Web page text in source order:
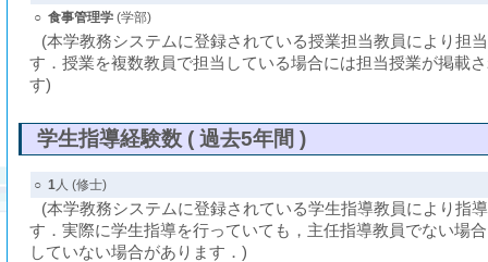
○ 食事管理学(学部)
(本学教務システムに登録されている授業担当教員により担
す．授業を複数教員で担当している場合には担当授業が掲載
す)
学生指導経験数 ( 過去5年間 )
○ 1人 (修士)
(本学教務システムに登録されている学生指導教員により指
す．実際に学生指導を行っていても，主任指導教員でない場
していない場合があります．)